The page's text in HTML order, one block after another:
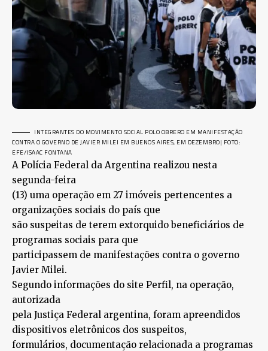
INTEGRANTES DO MOVIMENTO SOCIAL POLO OBRERO EM MANIFESTAÇÃO
CONTRA O GOVERNO DE JAVIER MILEI EM BUENOS AIRES, EM DEZEMBRO| FOTO:
EFE/ISAAC FONTANA
A Polícia Federal da Argentina realizou nesta
segunda-feira
(13) uma operação em 27 imóveis pertencentes a
organizações sociais do país que
são suspeitas de terem extorquido beneficiários de
programas sociais para que
participassem de manifestações contra o governo
Javier Milei.
Segundo informações do site Perfil, na operação,
autorizada
pela Justiça Federal argentina, foram apreendidos
dispositivos eletrônicos dos suspeitos,
formulários, documentação relacionada a programas